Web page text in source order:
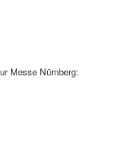
Messe Nürnberg: